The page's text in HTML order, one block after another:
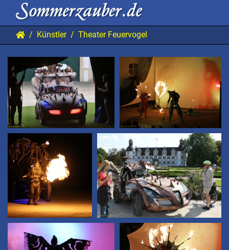
Künstler Theater Feuervogel